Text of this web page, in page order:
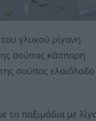
γλυκού ρίγανη
σούπας κάππαρη
σούπας ελαιόλαδο
τα παξιμάδια με